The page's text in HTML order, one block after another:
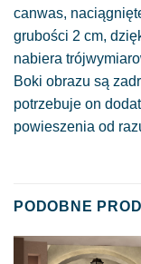
canwas,
grubości 2 cm,
nabiera
Boki obrazu są
potrzebuje on
powieszenia od
PODOBNE